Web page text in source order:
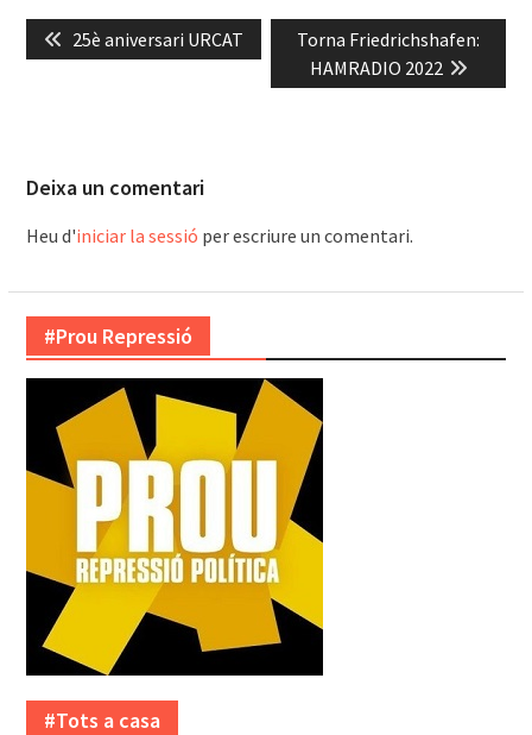
d'entrades
Previous
post:
25è aniversari URCAT
Next
post:
Torna Friedrichshafen:
HAMRADIO 2022
Deixa un comentari
Heu d'iniciar la sessió per escriure un comentari.
#Prou Repressió
#Tots a casa